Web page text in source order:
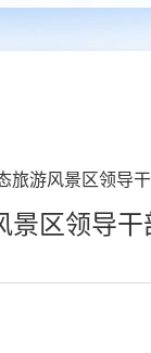
旅游风景区领导
景区领导